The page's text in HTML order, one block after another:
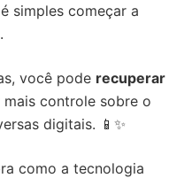
simples começar a
você pode recuperar
mais controle sobre o
digitais. 📱✨
como a tecnologia